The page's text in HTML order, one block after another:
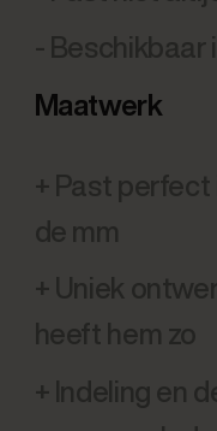
- Beschikbaar
Maatwerk
+ Past perfect
de mm
+ Uniek
heeft hem zo
+ Indeling en